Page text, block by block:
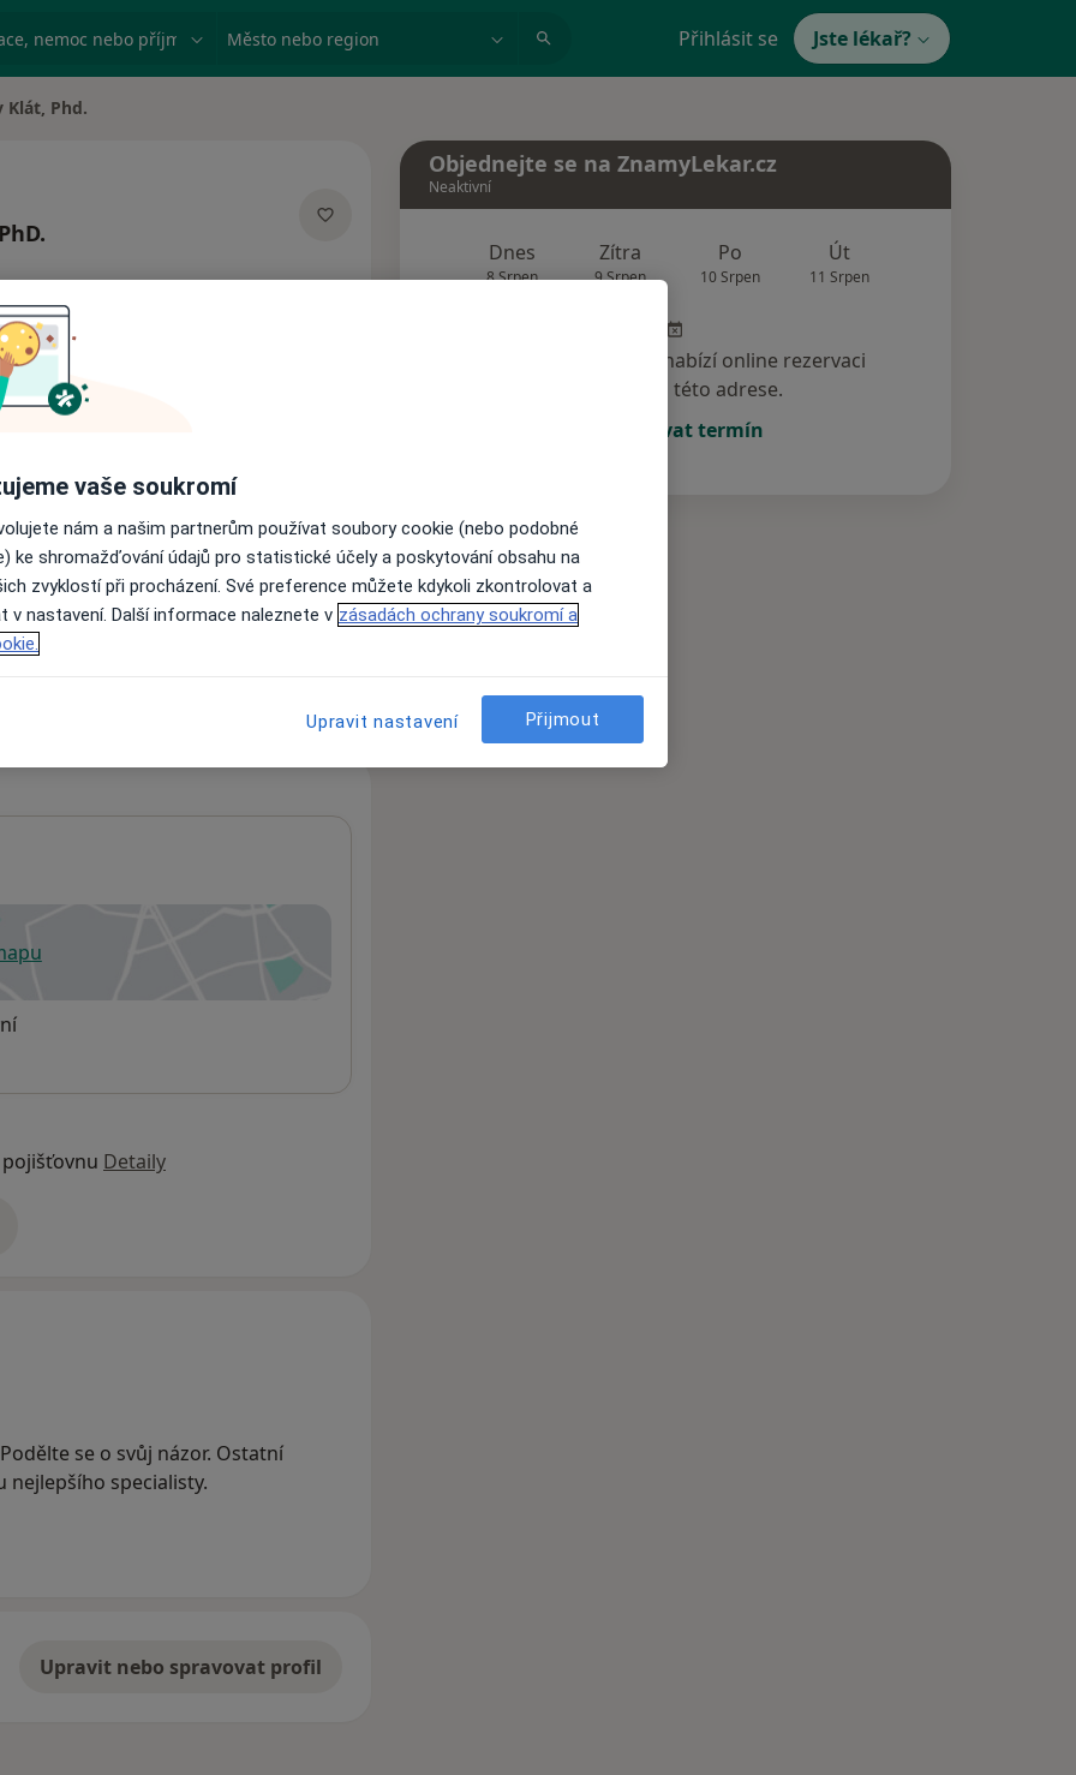
nemoc nebo příjmení Město nebo region Přihlásit se Jste lékař?
Klát, Phd.
Rezervovat termín
Názory pacientů
nejsou k dispozici
informace o svých službách.
v nové záložce
Detaily
se o svůj názor. Ostatní
nejlepšího specialisty.
Upravit nebo spravovat profil
Objednejte se na ZnamyLekar.cz
Neaktivní
Dnes
8 Srpen
Zítra
9 Srpen
Po
10 Srpen
Út
11 Srpen
Tento specialista nenabízí online rezervaci
termínu na této adrese.
Rezervovat termín
vaše soukromí
nám a našim partnerům používat soubory cookie (nebo podobné
ke shromažďování údajů pro statistické účely a poskytování obsahu na
zvyklostí při procházení. Své preference můžete kdykoli zkontrolovat a
v nastavení. Další informace naleznete v zásadách ochrany soukromí a
Upravit nastavení Přijmout